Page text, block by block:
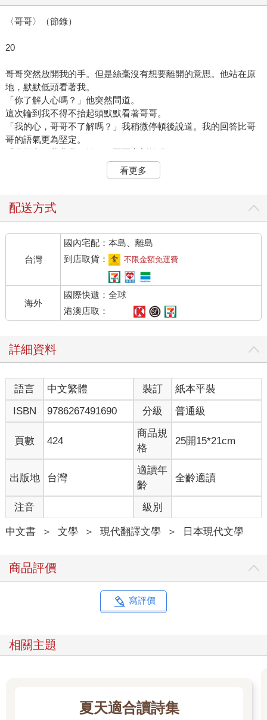
〈哥哥〉（節錄）
20
哥哥突然放開我的手。但是絲毫沒有想要離開的意思。他站在原
地，默默低頭看著我。
「你了解人心嗎？」他突然問道。
這次輪到我不得不抬起頭默默看著哥哥。
「我的心，哥哥不了解嗎？」我稍微停頓後說道。我的回答比哥
哥的語氣更為堅定。
「你的心，我非常了解。」哥哥立刻答道。
「那不就好了嗎？」我說。
「不，不是你的心。我說的是女人的心。」
竟產生一種異樣的感覺。
斷我的話。
「你是一個幸福的人。恐怕還不認為有必要去研究那種事吧？」
「因為我不是哥哥那樣的學者……。」
「不要說蠢話！」哥哥斥罵般叫道。
「我所指的並不是書籍的研究、心理學的說明等那些拐彎抹角的
研究。而是一個現在就在我眼前、理應最親近的人，假如我不研
究那個人的心就會坐立難安。我問的是你有沒有遇到這種事？」
我馬上就明白哥哥所說「理應最親近的人」的意思。
好吧！」
「但對方反而利用我慣於思考的頭腦，故意逼使我去思考。不管
怎樣都不讓我愚蠢一點。」
事到如今，我幾乎想不出什麼話來安慰哥哥。一想到頭腦不知道
比我聰明多少倍的哥哥，居然對那種奇怪的問題苦惱，便不得不
非常同情他。哥哥比我神經質這件事，我們都很清楚。不過，至
今哥哥還不曾這般歇斯底里過，所以我真的無計可施。
「你知道梅瑞狄斯這個人嗎？」哥哥問道。
「你曾經讀過他的《書翰集》嗎？」
「別說讀過，連封面都不曾看過。」
「是嗎？」
他說著，又坐在我身旁。這時候，我才意識到自己懷中的敷島香
菸和火柴。我拿出來，先點一根菸遞給哥哥。哥哥機械性地抽起
菸。
就很羨慕；看到滿足於女人肉體的人也很羨慕。假如抓不住女人
的靈魂，也就是所謂的精神，無論如何我都無法滿足。正因為如
「梅瑞狄斯這個人，一輩子都過著單身的生活嗎？」
「我不知道。那種事根本就無所謂，對不對？可是，二郎，我和
事情。」
此時，我內心深處油然產生接近恐懼的不安。
「哥哥。」我故意裝作平靜地說道。
看更多
配送方式
台灣
國內宅配：本島、離島
到店取貨：
不限金額免運費
海外
國際快遞：全球
港澳店取：
詳細資料
語言 中文繁體 裝訂
紙本平裝
ISBN
9786267491690 分級 普通級
頁數 424
商品規
格
25開15*21cm
出版地 台灣
適讀年
齡
全齡適讀
注音 級別
中文書 ＞ 文學 ＞ 現代翻譯文學 ＞ 日本現代文學
商品評價
寫評價
相關主題
夏天適合讀詩集